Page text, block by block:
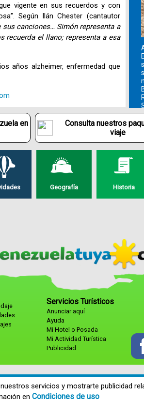
vigente en sus recuerdos y con
Según Ilán Chester (cantautor
canciones… Simón representa a
recuerda el llano; representa a esa
años alzheimer, enfermedad que
en
Consulta nuestros
viaje
Geografía Historia
Servicios Turísticos
Anunciar aquí
Ayuda
Mi Hotel o Posada
Mi Actividad Turística
Publicidad
servicios y mostrarte publicidad
en Condiciones de uso